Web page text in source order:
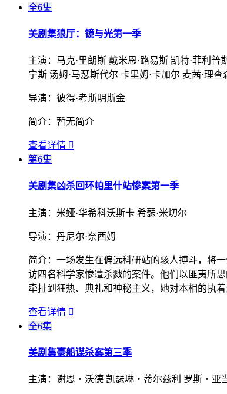
全6集
美剧集狼厅：镜与光第一季
主演： 马克·里朗斯 戴米恩·路易斯 凯特·菲利普
宁斯 汤姆·马瑟斯代尔 卡里姆·卡加尔 麦茜·理
导演： 彼得·考斯明斯金
简介： 暂无简介
查看详情 
第6集
美剧集凶杀回环帕里什站惨案第一季
主演： 米娅·华希科沃斯卡 希瑟·米切尔
导演： 丹尼尔·奈西姆
简介： 一场发生在偏远科研站的骇人搏斗，将
访四名科学家惨遭杀戮的案件。他们以匪夷所
牵扯到狂热、典礼和神秘主义，她对本相的执
查看详情 
全6集
美剧集豪船谋杀案第三季
主演： 谢恩・沃德 凯瑟琳・蒂尔兹利 罗斯・亚